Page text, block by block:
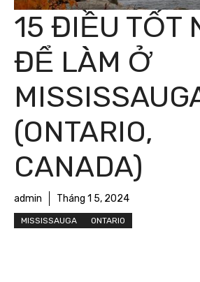
15 ĐIỀU TỐT
ĐỂ LÀM Ở
(ONTARIO,
CANADA)
admin Tháng 1 5, 2024
MISSISSAUGA ONTARIO